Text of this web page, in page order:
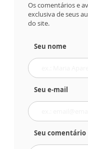
Os comentários e
exclusiva de seus
do site.
Seu nome
Seu e-mail
Seu comentário